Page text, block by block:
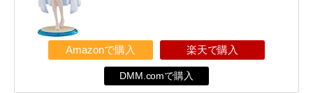
Amazonで購入 楽天で購入
DMM.comで購入